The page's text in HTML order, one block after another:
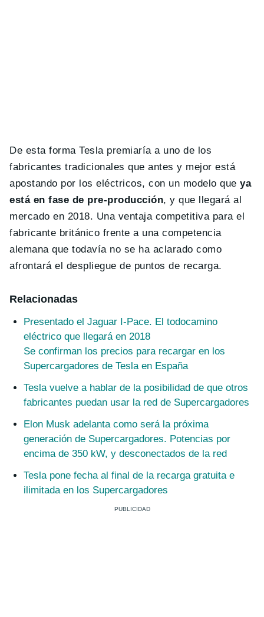
De esta forma Tesla premiaría a uno de los
fabricantes tradicionales que antes y mejor está
apostando por los eléctricos, con un modelo queya
está en fase de pre-producción, y que llegará al
mercado en 2018. Una ventaja competitiva para el
fabricante británico frente a una competencia
alemana que todavía no se ha aclarado como
afrontará el despliegue de puntos de recarga.
Relacionadas
Presentado el Jaguar I-Pace. El todocamino
eléctrico que llegará en 2018
Se confirman los precios para recargar en los
Supercargadores de Tesla en España
Tesla vuelve a hablar de la posibilidad de que otros
fabricantes puedan usar la red de Supercargadores
Elon Musk adelanta como será la próxima
generación de Supercargadores. Potencias por
encima de 350 kW, y desconectados de la red
Tesla pone fecha al final de la recarga gratuita e
ilimitada en los Supercargadores